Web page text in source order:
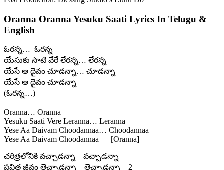
Oranna Oranna Yesuku Saati Lyrics In Telugu &
English
ఓరన్న… ఓరన్న
యేసుకు సాటి వేరే లేరన్న… లేరన్న
యేసే ఆ దైవం చూడన్నా… చూడన్నా
యేసే ఆ దైవం చూడన్నా
(ఓరన్న…)
Oranna… Oranna
Yesuku Saati Vere Leranna… Leranna
Yese Aa Daivam Choodannaa… Choodannaa
Yese Aa Daivam Choodannaa [Oranna]
చరిత్రలోనికి వచ్చాడన్నా – వచ్చాడన్నా
పవిత్ర జీవం తెచ్చాడన్నా – తెచ్చాడన్నా – 2